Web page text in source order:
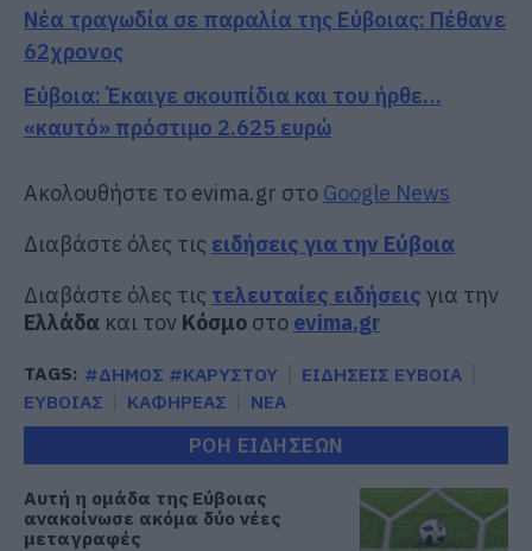
Νέα τραγωδία σε παραλία της Εύβοιας: Πέθανε
62χρονος
Εύβοια: Έκαιγε σκουπίδια και του ήρθε…
«καυτό» πρόστιμο 2.625 ευρώ
Ακολουθήστε το evima.gr στο Google News
Διαβάστε όλες τις ειδήσεις για την Εύβοια
Διαβάστε όλες τις τελευταίες ειδήσεις για την
Ελλάδα και τον Κόσμο στο evima.gr
TAGS: #ΔΗΜΟΣ #ΚΑΡΥΣΤΟΥ
ΕΙΔΗΣΕΙΣ ΕΥΒΟΙΑ
ΕΥΒΟΙΑΣ
ΚΑΦΗΡΕΑΣ ΝΕΑ
ΡΟΗ ΕΙΔΗΣΕΩΝ
Αυτή η ομάδα της Εύβοιας
ανακοίνωσε ακόμα δύο νέες
μεταγραφές